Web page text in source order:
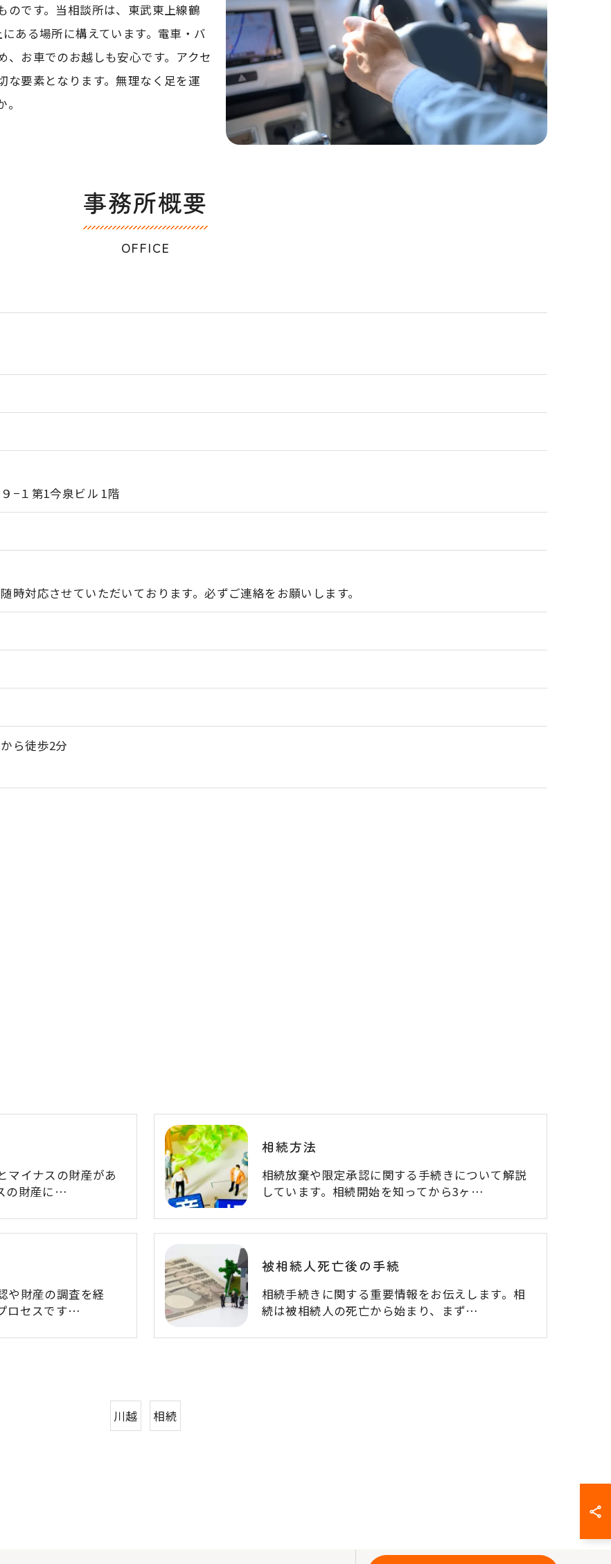
のです。当相談所は、東武東上線鶴
ある場所に構えています。電車・バ
お車でのお越しも安心です。アクセ
な要素となります。無理なく足を運
事務所概要
OFFICE
−１第1今泉ビル 1階
時対応させていただいております。必ずご連絡をお願いします。
ら徒歩2分
マイナスの財産があ
の財産に…
相続方法
相続放棄や限定承認に関する手続きについて解説
しています。相続開始を知ってから3ヶ…
や財産の調査を経
ロセスです…
被相続人死亡後の手続
相続手続きに関する重要情報をお伝えします。相
続は被相続人の死亡から始まり、まず…
川越 相続